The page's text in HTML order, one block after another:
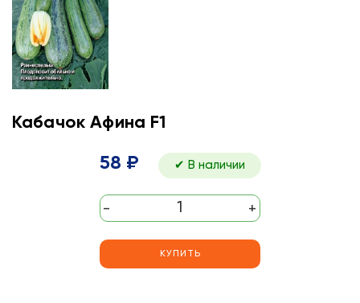
Кабачок Афина F1
58 ₽ ✔ В наличии
- +
КУПИТЬ